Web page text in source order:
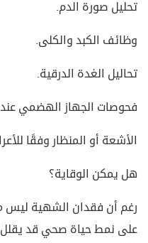
تحليل صورة الدم.
وظائف الكبد والكلى.
تحاليل الغدة الدرقية.
فحوصات الجهاز الهضمي عند
الأشعة أو المنظار وفقًا
هل يمكن الوقاية؟
رغم أن فقدان الشهية ليس
على نمط حياة صحي قد يقلل